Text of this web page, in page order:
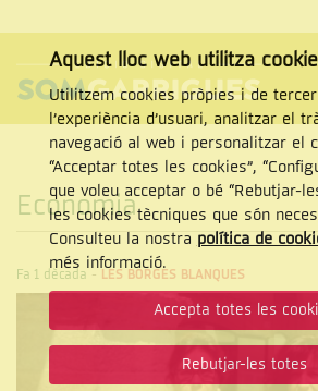
NAVEGACIÓ
Cercar
Economia
Fa 1 dècada-LES BORGES BLANQUES
Aquest lloc web utilitza
Utilitzem cookies pròpies i de
l’experiència d’usuari, analitzar el
navegació al web i personalitzar el
“Acceptar totes les cookies”,
que voleu acceptar o bé “Rebutjar-
les cookies tècniques que són
Consulteu la nostra política de
més informació.
Accepta totes les
Rebutjar-les totes